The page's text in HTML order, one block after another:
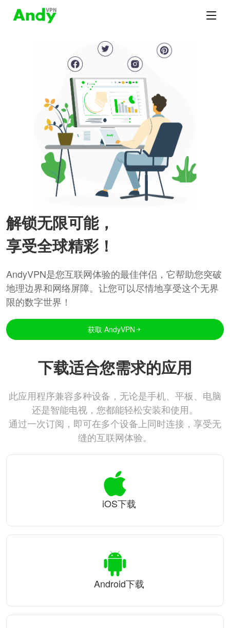
解锁无限可能，
享受全球精彩！
AndyVPN是您互联网体验的最佳伴侣，它帮助您突破
地理边界和网络屏障。让您可以尽情地享受这个无界
限的数字世界！
获取 AndyVPN
下载适合您需求的应用
此应用程序兼容多种设备，无论是手机、平板、电脑
还是智能电视，您都能轻松安装和使用。
通过一次订阅，即可在多个设备上同时连接，享受无
缝的互联网体验。
iOS下载
Android下载